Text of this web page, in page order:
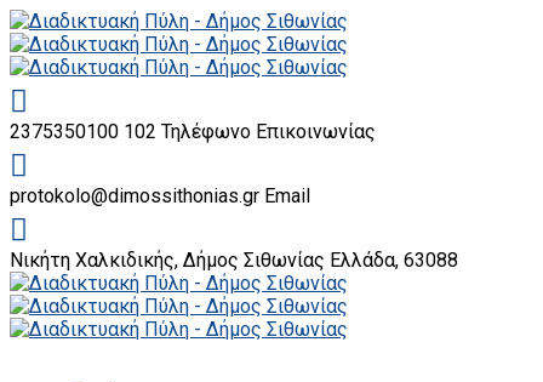
2375350100 102 Τηλέφωνο Επικοινωνίας
protokolo@dimossithonias.gr Email
Νικήτη Χαλκιδικής, Δήμος Σιθωνίας Ελλάδα, 63088